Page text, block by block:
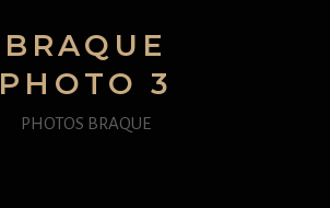
BRAQUE
PHOTO 3
PHOTOS BRAQUE